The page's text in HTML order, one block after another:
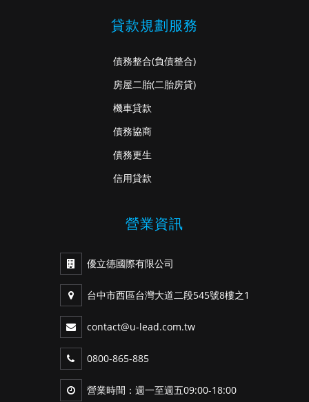
貸款規劃服務
債務整合(負債整合)
房屋二胎(二胎房貸)
機車貸款
債務協商
債務更生
信用貸款
營業資訊
優立德國際有限公司
台中市西區台灣大道二段545號8樓之1
contact@u-lead.com.tw
0800-865-885
營業時間：週一至週五09:00-18:00